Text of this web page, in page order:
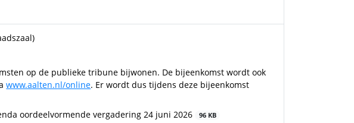
op de publieke tribune bijwonen. De bijeenkomst wordt ook
www.aalten.nl/online. Er wordt dus tijdens deze bijeenkomst
oordeelvormende vergadering 24 juni 2026 96 KB